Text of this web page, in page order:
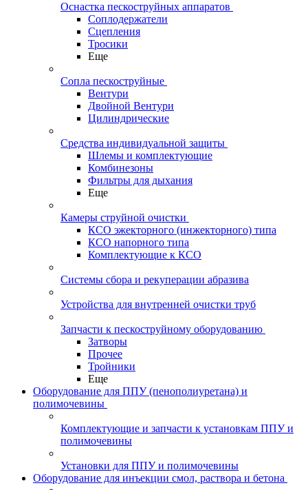
Оснастка пескоструйных аппаратов
Соплодержатели
Сцепления
Тросики
Еще
Сопла пескоструйные
Вентури
Двойной Вентури
Цилиндрические
Средства индивидуальной защиты
Шлемы и комплектующие
Комбинезоны
Фильтры для дыхания
Еще
Камеры струйной очистки
КСО эжекторного (инжекторного) типа
КСО напорного типа
Комплектующие к КСО
Системы сбора и рекуперации абразива
Устройства для внутренней очистки труб
Запчасти к пескоструйному оборудованию
Затворы
Прочее
Тройники
Еще
Оборудование для ППУ (пенополиуретана) и
полимочевины
Комплектующие и запчасти к установкам ППУ и
полимочевины
Установки для ППУ и полимочевины
Оборудование для инъекции смол, раствора и бетона